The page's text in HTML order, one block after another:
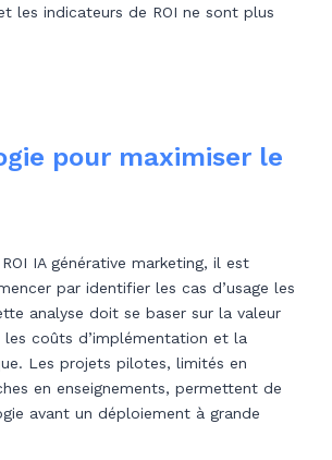
les indicateurs de ROI ne sont plus
pour maximiser le
IA générative marketing, il est
par identifier les cas d’usage les
analyse doit se baser sur la valeur
les coûts d’implémentation et la
Les projets pilotes, limités en
en enseignements, permettent de
avant un déploiement à grande